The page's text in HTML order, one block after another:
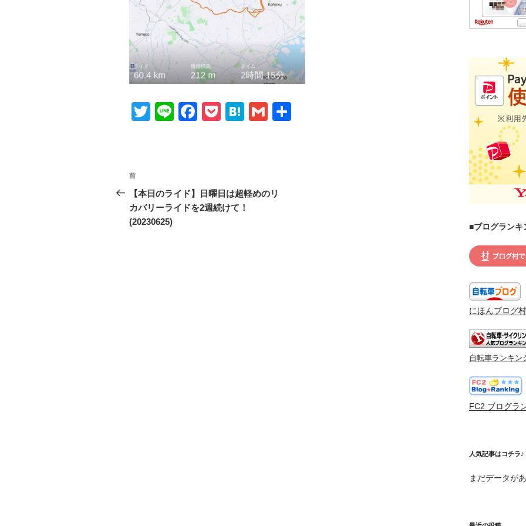
T
Li
F
b
o
P
H
a
G
投
稿
ナ
前
の
投
稿
前
【本日のライド】日曜日は超軽めのリ
カバリーライドを2週続けて！
(20230625)
■ブログランキ
にほんブログ村
自転車ランキン
FC2 ブログラ
人気記事はコチラ♪
まだデータが